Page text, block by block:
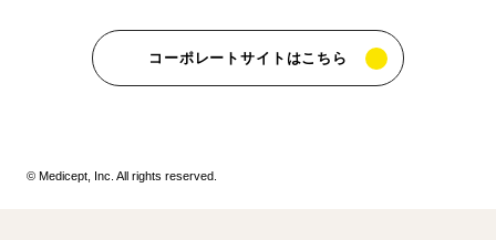
コーポレートサイトはこちら
© Medicept, Inc. All rights reserved.